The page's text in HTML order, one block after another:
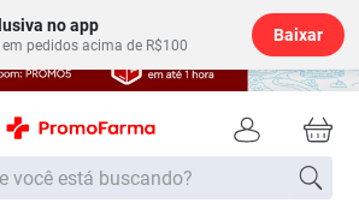
no app
pedidos acima de R$100
Baixar